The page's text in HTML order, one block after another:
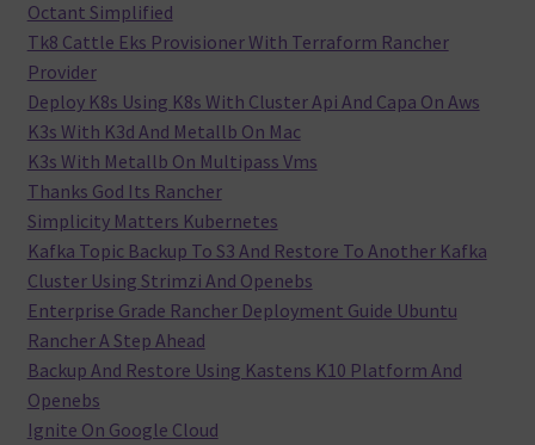
Octant Simplified
Tk8 Cattle Eks Provisioner With Terraform Rancher
Provider
Deploy K8s Using K8s With Cluster Api And Capa On Aws
K3s With K3d And Metallb On Mac
K3s With Metallb On Multipass Vms
Thanks God Its Rancher
Simplicity Matters Kubernetes
Kafka Topic Backup To S3 And Restore To Another Kafka
Cluster Using Strimzi And Openebs
Enterprise Grade Rancher Deployment Guide Ubuntu
Rancher A Step Ahead
Backup And Restore Using Kastens K10 Platform And
Openebs
Ignite On Google Cloud